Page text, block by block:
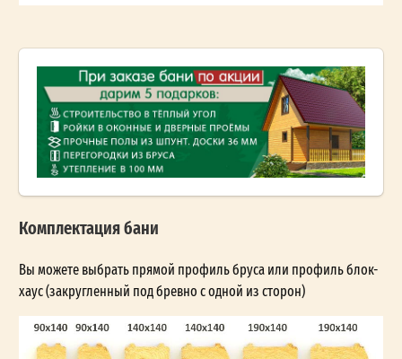
Комплектация бани
Вы можете выбрать прямой профиль бруса или профиль блок-
хаус (закругленный под бревно с одной из сторон)